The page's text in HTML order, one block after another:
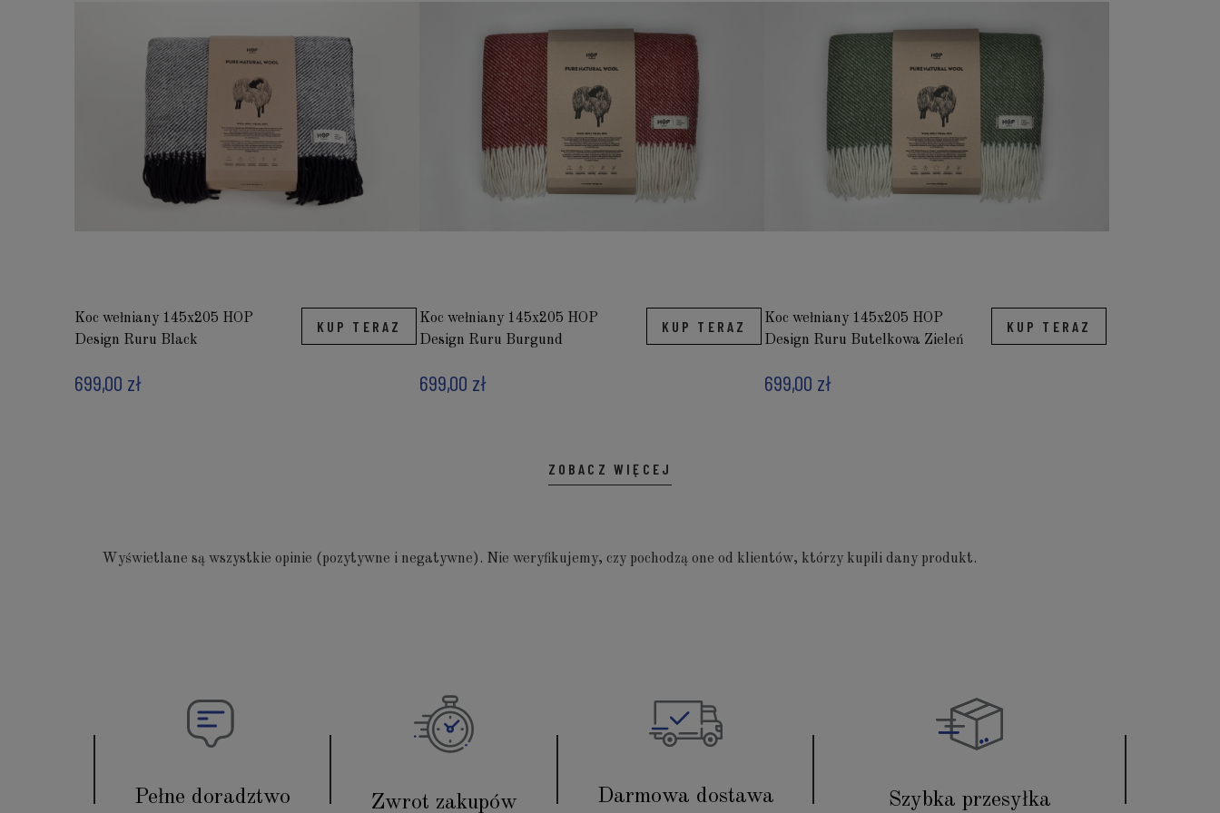
Koc wełniany 145x205 HOP
Design Ruru Black
699,00 zł
KUP TERAZ
Koc wełniany 145x205 HOP
Design Ruru Burgund
699,00 zł
KUP TERAZ
Koc wełniany 145x205 HOP
Design Ruru Butelkowa Zieleń
699,00 zł
KUP TERAZ
ZOBACZ WIĘCEJ
Wyświetlane są wszystkie opinie (pozytywne i negatywne). Nie weryfikujemy, czy pochodzą one od klientów, którzy kupili dany produkt.
Pełne doradztwo Zwrot zakupów Darmowa dostawa Szybka przesyłka